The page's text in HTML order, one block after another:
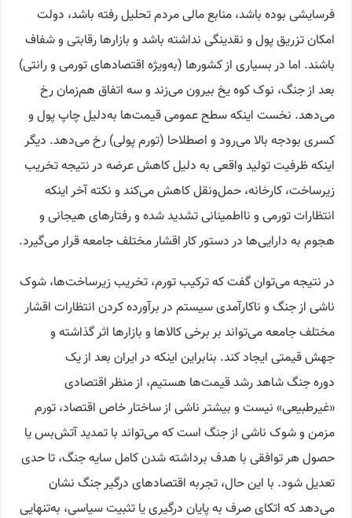
فرسایشی بوده باشد، منابع مالی مردم تحلیل رفته باشد، دولت
امکان تزریق پول و نقدینگی نداشته باشد و بازارها رقابتی و شفاف
باشند. اما در بسیاری از کشورها (به‌ویژه اقتصادهای تورمی و رانتی)
بعد از جنگ، نوک کوه یخ بیرون می‌زند و سه اتفاق هم‌زمان رخ
می‌دهد. نخست اینکه سطح عمومی قیمت‌ها به‌دلیل چاپ پول و
کسری بودجه بالا می‌رود و اصطلاحا (تورم پولی) رخ می‌دهد. دیگر
اینکه ظرفیت تولید واقعی به دلیل کاهش عرضه در نتیجه تخریب
زیرساخت، کارخانه، حمل‌ونقل کاهش می‌کند و نکته آخر اینکه
انتظارات تورمی و نااطمینانی تشدید شده و رفتارهای هیجانی و
هجوم به دارایی‌ها در دستور کار اقشار مختلف جامعه قرار می‌گیرد.
در نتیجه می‌توان گفت که ترکیب تورم، تخریب زیرساخت‌ها، شوک
ناشی از جنگ و ناکارآمدی سیستم در برآورده کردن انتظارات اقشار
مختلف جامعه می‌تواند بر برخی کالاها و بازارها اثر گذاشته و
جهش قیمتی ایجاد کند. بنابراین اینکه در ایران بعد از یک
دوره جنگ شاهد رشد قیمت‌ها هستیم، از منظر اقتصادی
«غیرطبیعی» نیست و بیشتر ناشی از ساختار خاص اقتصاد، تورم
مزمن و شوک ناشی از جنگ است که می‌تواند با تمدید آتش‌بس یا
حصول هر توافقی با هدف برداشته شدن کامل سایه جنگ، تا حدی
تعدیل شود. با این حال، تجربه اقتصادهای درگیر جنگ نشان
می‌دهد که اتکای صرف به پایان درگیری یا تثبیت سیاسی، به‌تنهایی